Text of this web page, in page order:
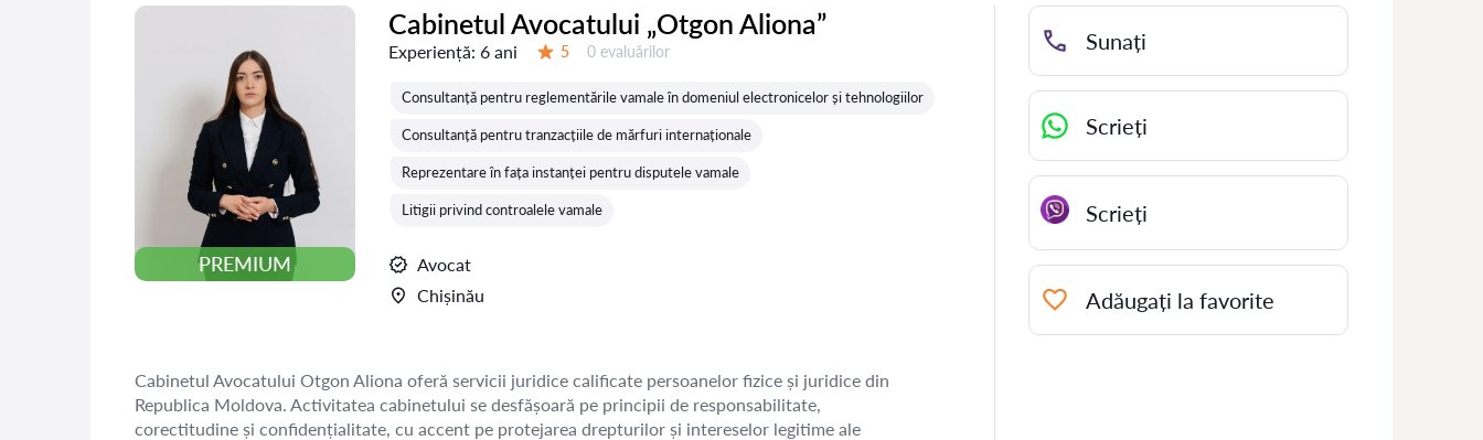
PREMIUM
Cabinetul Avocatului „Otgon Aliona”
Experiență: 6 ani 5 Evaluărilor:
0 evaluărilor
Consultanță pentru reglementările vamale în domeniul electronicelor și tehnologiilor
Consultanță pentru tranzacțiile de mărfuri internaționale
Reprezentare în fața instanței pentru disputele vamale
Litigii privind controalele vamale
Avocat
Chișinău
Cabinetul Avocatului Otgon Aliona oferă servicii juridice calificate persoanelor fizice și juridice din
Republica Moldova. Activitatea cabinetului se desfășoară pe principii de responsabilitate,
corectitudine și confidențialitate, cu accent pe protejarea drepturilor și intereselor legitime ale
Sunați
Scrieți
Scrieți
Adăugați la favorite